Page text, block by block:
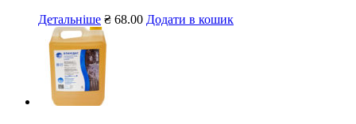
Детальніше ₴ 68.00 Додати в кошик